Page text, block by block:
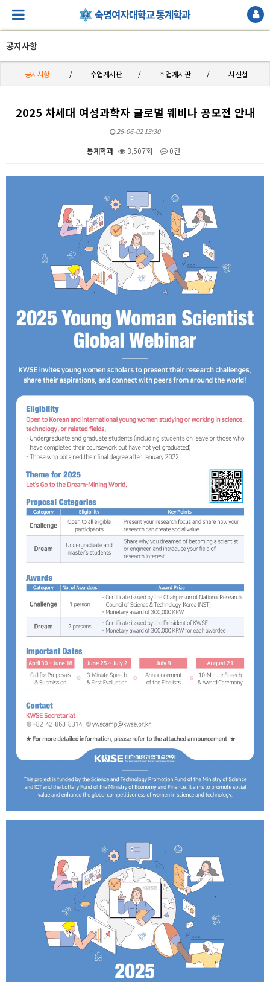
공지사항
공지사항 수업게시판 취업게시판 사진첩
2025 차세대 여성과학자 글로벌 웨비나 공모전 안내
25-06-02 13:30
통계학과 3,507회 0건